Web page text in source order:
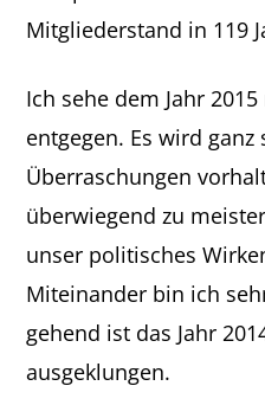
Mitgliederstand in 119
Ich sehe dem Jahr
entgegen. Es wird ganz
Überraschungen
überwiegend zu
unser politisches
Miteinander bin ich
gehend ist das Jahr
ausgeklungen.